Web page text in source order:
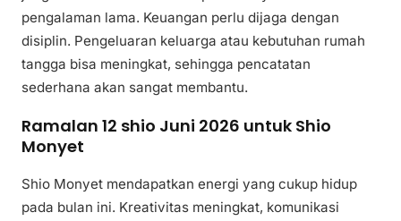
pengalaman lama. Keuangan perlu dijaga dengan
disiplin. Pengeluaran keluarga atau kebutuhan rumah
tangga bisa meningkat, sehingga pencatatan
sederhana akan sangat membantu.
Ramalan 12 shio Juni 2026 untuk Shio
Monyet
Shio Monyet mendapatkan energi yang cukup hidup
pada bulan ini. Kreativitas meningkat, komunikasi